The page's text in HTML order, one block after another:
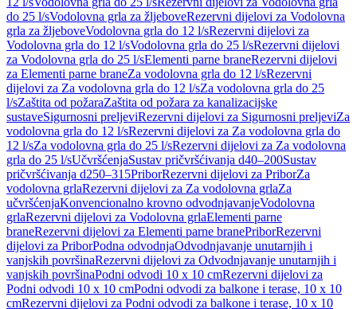
do 25 l/sVodolovna grla za žljeboveRezervni dijelovi za Vodolovna
grla za žljeboveVodolovna grla do 12 l/sRezervni dijelovi za
Vodolovna grla do 12 l/sVodolovna grla do 25 l/sRezervni dijelovi
za Vodolovna grla do 25 l/sElementi parne braneRezervni dijelovi
za Elementi parne braneZa vodolovna grla do 12 l/sRezervni
dijelovi za Za vodolovna grla do 12 l/sZa vodolovna grla do 25
l/sZaštita od požaraZaštita od požara za kanalizacijske
sustaveSigurnosni preljeviRezervni dijelovi za Sigurnosni preljeviZa
vodolovna grla do 12 l/sRezervni dijelovi za Za vodolovna grla do
12 l/sZa vodolovna grla do 25 l/sRezervni dijelovi za Za vodolovna
grla do 25 l/sUčvršćenjaSustav pričvršćivanja d40–200Sustav
pričvršćivanja d250–315PriborRezervni dijelovi za PriborZa
vodolovna grlaRezervni dijelovi za Za vodolovna grlaZa
učvršćenjaKonvencionalno krovno odvodnjavanjeVodolovna
grlaRezervni dijelovi za Vodolovna grlaElementi parne
braneRezervni dijelovi za Elementi parne branePriborRezervni
dijelovi za PriborPodna odvodnjaOdvodnjavanje unutarnjih i
vanjskih površinaRezervni dijelovi za Odvodnjavanje unutarnjih i
vanjskih površinaPodni odvodi 10 x 10 cmRezervni dijelovi za
Podni odvodi 10 x 10 cmPodni odvodi za balkone i terase, 10 x 10
cmRezervni dijelovi za Podni odvodi za balkone i terase, 10 x 10